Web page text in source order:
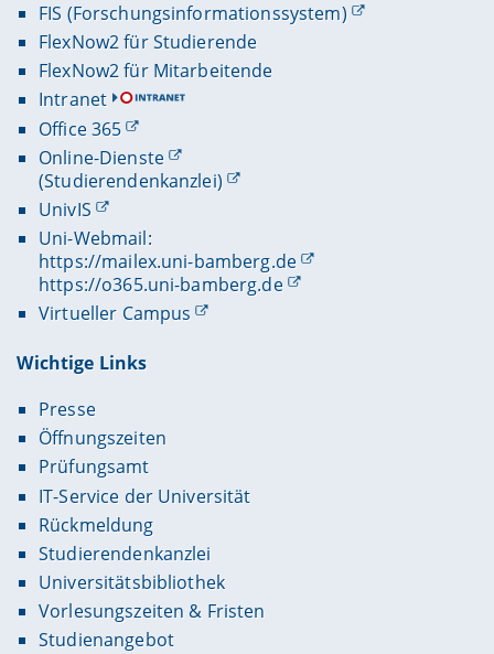
FIS (Forschungsinformationssystem)
FlexNow2 für Studierende
FlexNow2 für Mitarbeitende
Intranet
Office 365
Online-Dienste
(Studierendenkanzlei)
UnivIS
Uni-Webmail:
https://mailex.uni-bamberg.de
https://o365.uni-bamberg.de
Virtueller Campus
Wichtige Links
Presse
Öffnungszeiten
Prüfungsamt
IT-Service der Universität
Rückmeldung
Studierendenkanzlei
Universitätsbibliothek
Vorlesungszeiten & Fristen
Studienangebot